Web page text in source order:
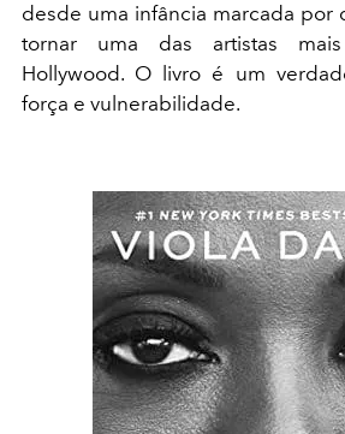
desde uma infância marcada por
tornar uma das artistas
Hollywood. O livro é um
força e vulnerabilidade.